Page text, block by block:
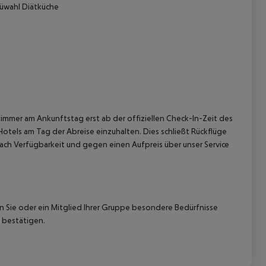
Diätküche
am Ankunftstag erst ab der offiziellen Check-In-Zeit des
am Tag der Abreise einzuhalten. Dies schließt Rückflüge
Verfügbarkeit und gegen einen Aufpreis über unser Service
oder ein Mitglied Ihrer Gruppe besondere Bedürfnisse
bestätigen.